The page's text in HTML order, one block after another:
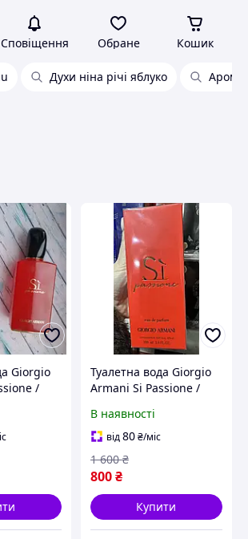
Сповіщення Обране Кошик
Духи ніна річі яблуко
Giorgio
/
ml.
Туалетна вода Giorgio
Armani Si Passione /
Пассіоні / 100 ml.
В наявності
від80₴/міс
800₴
1 600 ₴
Купити